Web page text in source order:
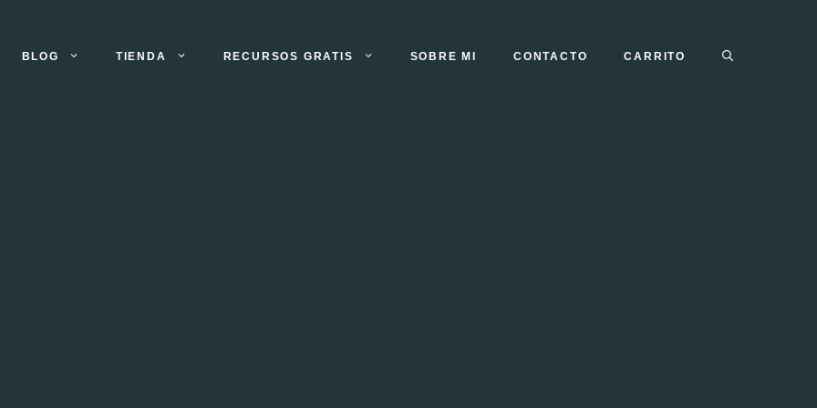
BLOG TIENDA RECURSOS GRATIS SOBRE MI CONTACTO CARRITO